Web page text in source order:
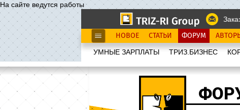
На сайте ведутся работы
НОВОЕ СТАТЬИ ФОРУМ
УМНЫЕ ЗАРПЛАТЫ ТРИЗ.БИЗНЕС